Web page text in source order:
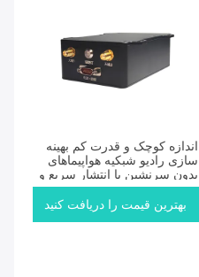
اندازه کوچک و قدرت کم بهینه
سازی رادیو شبکیه هواپیماهای
بدون سرنشین با انتشار سریع و
اتصال طولانی مدت هواپیماهای
بدون سرنشین
بهترین قیمت را دریافت کنید